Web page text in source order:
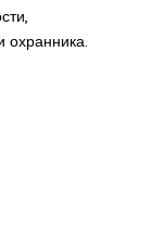
охранника.